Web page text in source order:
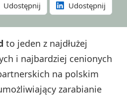
Udostępnij Udostępnij
to jeden z najdłużej
i najbardziej cenionych
na polskim
zarabianie